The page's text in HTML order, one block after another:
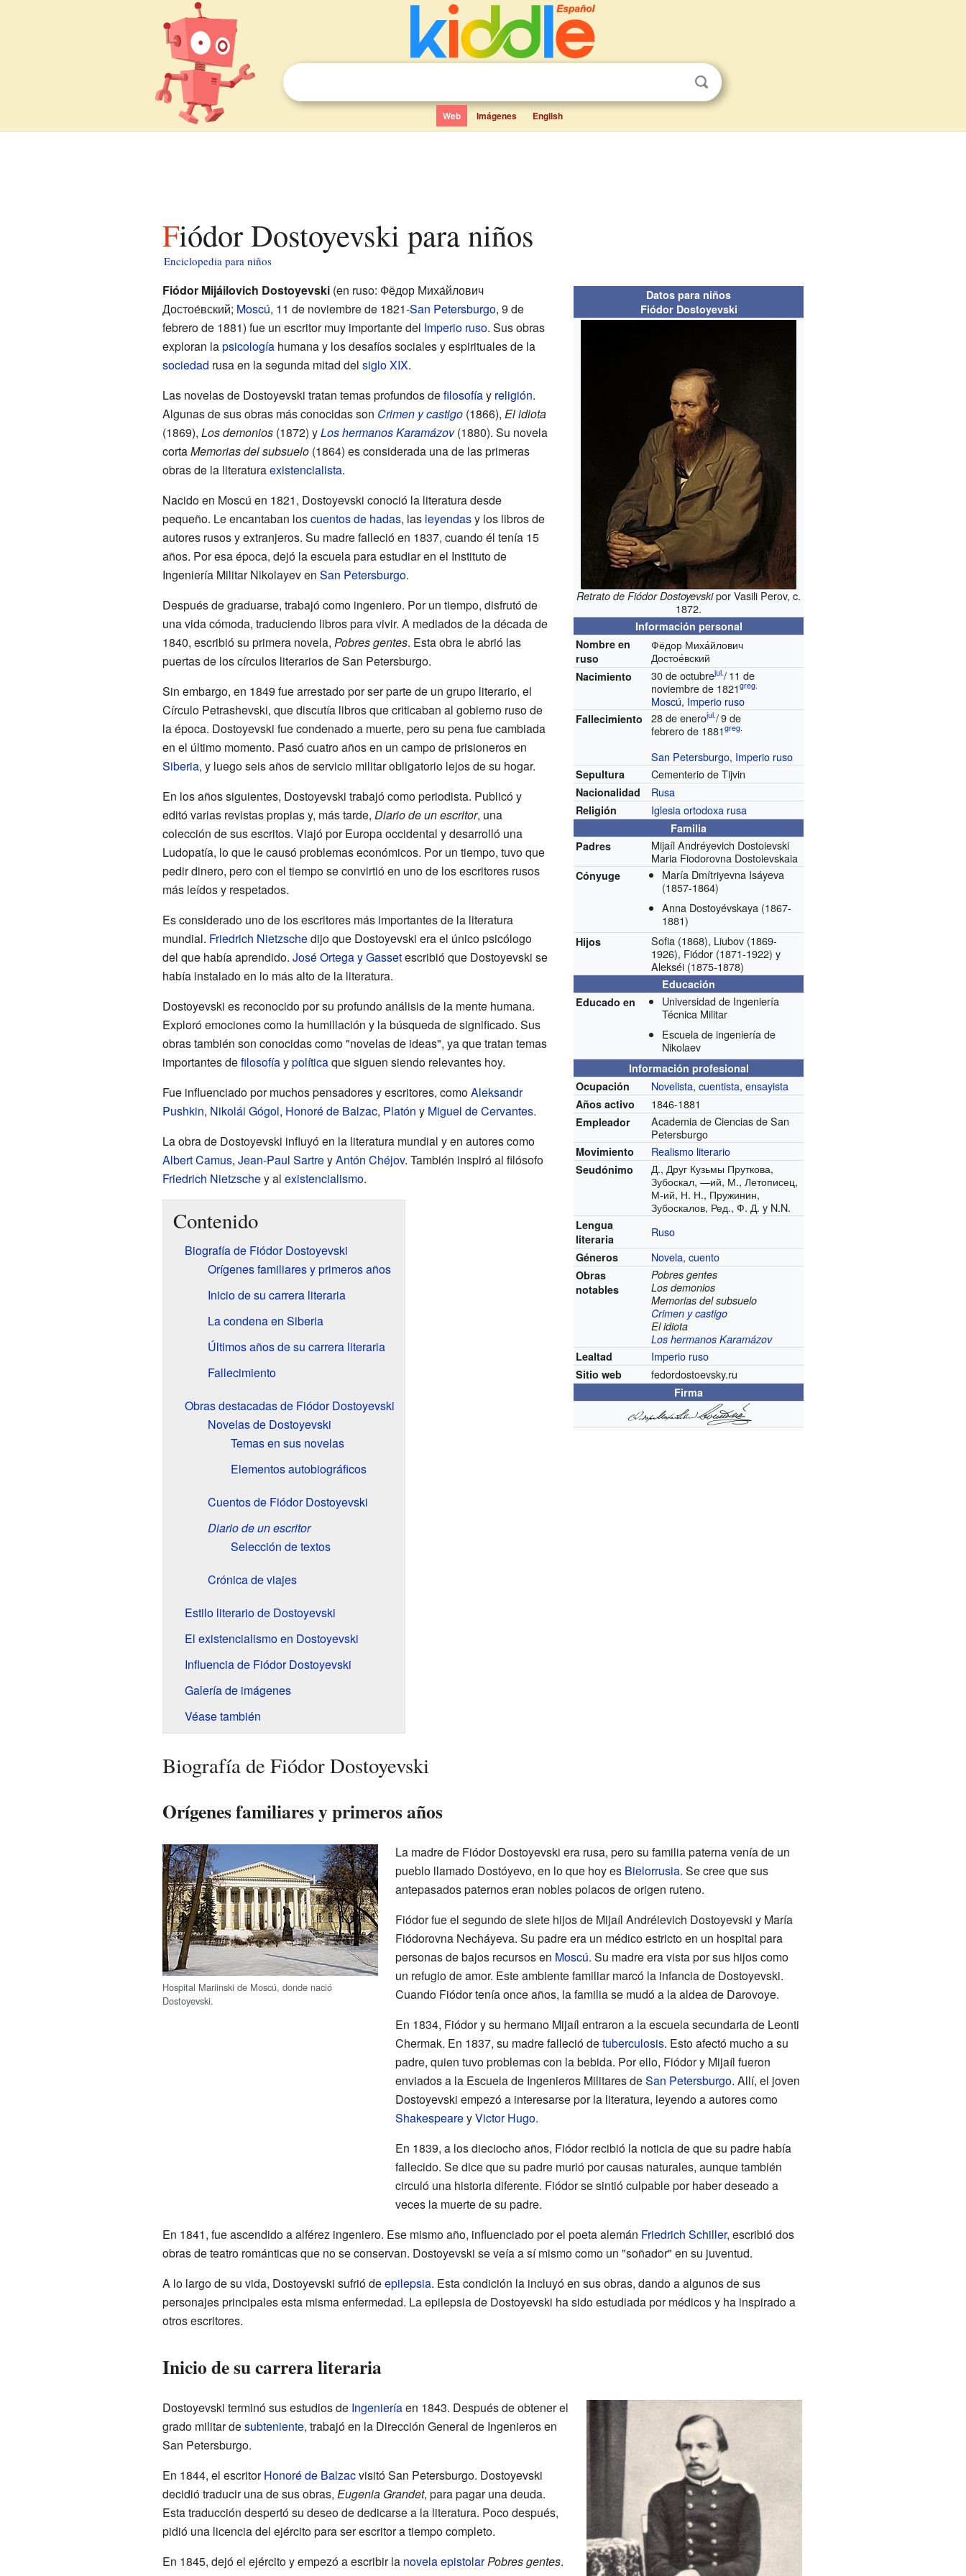
Web Imágenes English
Fiódor Dostoyevski para niños
Enciclopedia para niños
Datos para niños
Fiódor Dostoyevski
Retrato de Fiódor Dostoyevskipor Vasili Perov, c.
1872.
Información personal
Nombre en
ruso
Фёдор Миха́йлович
Достое́вский
Nacimiento 30 de octubrejul./11 de
noviembre de 1821greg.
Moscú, Imperio ruso
Fallecimiento 28 de enerojul./9 de
febrero de 1881greg.
San Petersburgo, Imperio ruso
Sepultura Cementerio de Tijvin
Nacionalidad Rusa
Religión Iglesia ortodoxa rusa
Familia
Padres
Mijaíl Andréyevich Dostoievski
Maria Fiodorovna Dostoievskaia
Cónyuge
María Dmítriyevna Isáyeva
(1857-1864)
Anna Dostoyévskaya (1867-
1881)
Hijos
Sofia (1868), Liubov (1869-
1926), Fiódor (1871-1922) y
Alekséi (1875-1878)
Educación
Educado en
Universidad de Ingeniería
Técnica Militar
Escuela de ingeniería de
Nikolaev
Información profesional
Ocupación
Novelista,cuentista,ensayista
Años activo 1846-1881
Empleador
Academia de Ciencias de San
Petersburgo
Movimiento Realismo literario
Seudónimo
Д., Друг Кузьмы Пруткова,
Зубоскал, —ий, М., Летописец,
М-ий, Н. Н., Пружинин,
Зубоскалов, Ред., Ф. Д. y N.N.
Lengua
literaria
Ruso
Géneros Novela,cuento
Obras
notables
Pobres gentes
Los demonios
Memorias del subsuelo
Crimen y castigo
El idiota
Los hermanos Karamázov
Lealtad
Imperio ruso
Sitio web fedordostoevsky.ru
Firma
Fiódor Mijáilovich Dostoyevski(en ruso: Фёдор Миха́йлович
Достое́вский; Moscú, 11 de noviembre de 1821-San Petersburgo, 9 de
febrero de 1881) fue un escritor muy importante del Imperio ruso. Sus obras
exploran lapsicologíahumana y los desafíos sociales y espirituales de la
sociedad rusa en la segunda mitad del siglo XIX.
Las novelas de Dostoyevski tratan temas profundos defilosofíay religión.
Algunas de sus obras más conocidas son Crimen y castigo(1866), El idiota
(1869), Los demonios(1872) yLos hermanos Karamázov(1880). Su novela
cortaMemorias del subsuelo(1864) es considerada una de las primeras
obras de la literaturaexistencialista.
Nacido en Moscú en 1821, Dostoyevski conoció la literatura desde
pequeño. Le encantaban loscuentos de hadas, las leyendasy los libros de
autores rusos y extranjeros. Su madre falleció en 1837, cuando él tenía 15
años. Por esa época, dejó la escuela para estudiar en el Instituto de
Ingeniería Militar Nikolayev en San Petersburgo.
Después de graduarse, trabajó como ingeniero. Por un tiempo, disfrutó de
una vida cómoda, traduciendo libros para vivir. A mediados de la década de
1840, escribió su primera novela, Pobres gentes. Esta obra le abrió las
puertas de los círculos literarios de San Petersburgo.
Sin embargo, en 1849 fue arrestado por ser parte de un grupo literario, el
Círculo Petrashevski, que discutía libros que criticaban al gobierno ruso de
la época. Dostoyevski fue condenado a muerte, pero su pena fue cambiada
en el último momento. Pasó cuatro años en un campo de prisioneros en
Siberia, y luego seis años de servicio militar obligatorio lejos de su hogar.
En los años siguientes, Dostoyevski trabajó como periodista. Publicó y
editó varias revistas propias y, más tarde, Diario de un escritor, una
colección de sus escritos. Viajó por Europa occidental y desarrolló una
Ludopatía, lo que le causó problemas económicos. Por un tiempo, tuvo que
pedir dinero, pero con el tiempo se convirtió en uno de los escritores rusos
más leídos y respetados.
Es considerado uno de los escritores más importantes de la literatura
mundial. Friedrich Nietzschedijo que Dostoyevski era el único psicólogo
del que había aprendido. José Ortega y Gassetescribió que Dostoyevski se
había instalado en lo más alto de la literatura.
Dostoyevski es reconocido por su profundo análisis de la mente humana.
Exploró emociones como la humillación y la búsqueda de significado. Sus
obras también son conocidas como "novelas de ideas", ya que tratan temas
importantes defilosofíaypolíticaque siguen siendo relevantes hoy.
Fue influenciado por muchos pensadores y escritores, comoAleksandr
Pushkin, Nikolái Gógol, Honoré de Balzac, Platón y Miguel de Cervantes.
La obra de Dostoyevski influyó en la literatura mundial y en autores como
Albert Camus, Jean-Paul SartreyAntón Chéjov. También inspiró al filósofo
Friedrich Nietzschey al existencialismo.
Contenido
Biografía de Fiódor Dostoyevski
Orígenes familiares y primeros años
Inicio de su carrera literaria
La condena en Siberia
Últimos años de su carrera literaria
Fallecimiento
Obras destacadas de Fiódor Dostoyevski
Novelas de Dostoyevski
Temas en sus novelas
Elementos autobiográficos
Cuentos de Fiódor Dostoyevski
Diario de un escritor
Selección de textos
Crónica de viajes
Estilo literario de Dostoyevski
El existencialismo en Dostoyevski
Influencia de Fiódor Dostoyevski
Galería de imágenes
Véase también
Biografía de Fiódor Dostoyevski
Orígenes familiares y primeros años
Hospital Mariinski de Moscú, donde nació
Dostoyevski.
La madre de Fiódor Dostoyevski era rusa, pero su familia paterna venía de un
pueblo llamado Dostóyevo, en lo que hoy es Bielorrusia. Se cree que sus
antepasados paternos eran nobles polacos de origen ruteno.
Fiódor fue el segundo de siete hijos de Mijaíl Andréievich Dostoyevski y María
Fiódorovna Necháyeva. Su padre era un médico estricto en un hospital para
personas de bajos recursos en Moscú. Su madre era vista por sus hijos como
un refugio de amor. Este ambiente familiar marcó la infancia de Dostoyevski.
Cuando Fiódor tenía once años, la familia se mudó a la aldea de Darovoye.
En 1834, Fiódor y su hermano Mijaíl entraron a la escuela secundaria de Leonti
Chermak. En 1837, su madre falleció detuberculosis. Esto afectó mucho a su
padre, quien tuvo problemas con la bebida. Por ello, Fiódor y Mijaíl fueron
enviados a la Escuela de Ingenieros Militares deSan Petersburgo. Allí, el joven
Dostoyevski empezó a interesarse por la literatura, leyendo a autores como
ShakespeareyVictor Hugo.
En 1839, a los dieciocho años, Fiódor recibió la noticia de que su padre había
fallecido. Se dice que su padre murió por causas naturales, aunque también
circuló una historia diferente. Fiódor se sintió culpable por haber deseado a
veces la muerte de su padre.
En 1841, fue ascendido a alférez ingeniero. Ese mismo año, influenciado por el poeta alemán Friedrich Schiller, escribió dos
obras de teatro románticas que no se conservan. Dostoyevski se veía a sí mismo como un "soñador" en su juventud.
A lo largo de su vida, Dostoyevski sufrió deepilepsia. Esta condición la incluyó en sus obras, dando a algunos de sus
personajes principales esta misma enfermedad. La epilepsia de Dostoyevski ha sido estudiada por médicos y ha inspirado a
otros escritores.
Inicio de su carrera literaria
Dostoyevski terminó sus estudios de Ingenieríaen 1843. Después de obtener el
grado militar desubteniente, trabajó en la Dirección General de Ingenieros en
San Petersburgo.
En 1844, el escritorHonoré de Balzacvisitó San Petersburgo. Dostoyevski
decidió traducir una de sus obras, Eugenia Grandet, para pagar una deuda.
Esta traducción despertó su deseo de dedicarse a la literatura. Poco después,
pidió una licencia del ejército para ser escritor a tiempo completo.
En 1845, dejó el ejército y empezó a escribir la novela epistolarPobres gentes.